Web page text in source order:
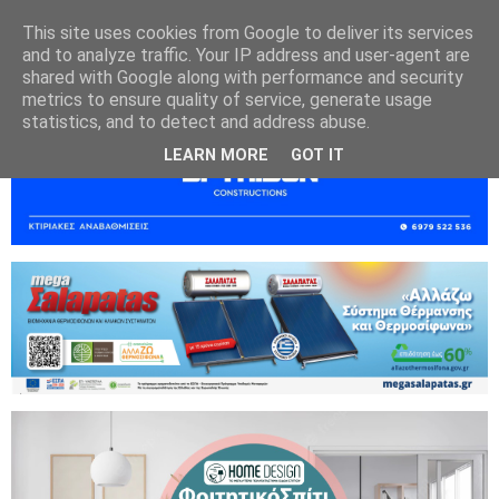
This site uses cookies from Google to deliver its services
and to analyze traffic. Your IP address and user-agent are
shared with Google along with performance and security
metrics to ensure quality of service, generate usage
statistics, and to detect and address abuse.
LEARN MORE GOT IT